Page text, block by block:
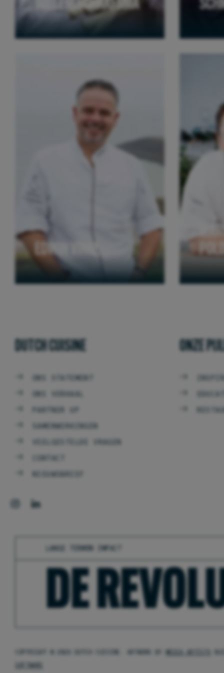
WILLEM SCHAAFSMA
EDWIN VINKE
DUTCH CUISINE
ONS STATEMENT
ONS VERHAAL
PARTNER UP
SAMENWERKINGEN
VEELGESTELDE VRAGEN
CONTACT
NIEUWSBRIEF
ONZE
LANGE TERMIJN IMPACT
DE
SOFTWARE